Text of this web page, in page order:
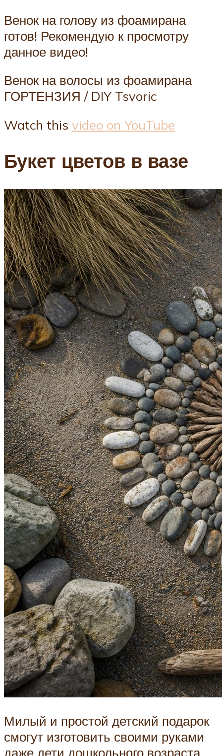
Венок на голову из фоамирана
готов! Рекомендую к просмотру
данное видео!
Венок на волосы из фоамирана
ГОРТЕНЗИЯ / DIY Tsvoric
Watch this video on YouTube
Букет цветов в вазе
Милый и простой детский подарок
смогут изготовить своими руками
даже дети дошкольного возраста.